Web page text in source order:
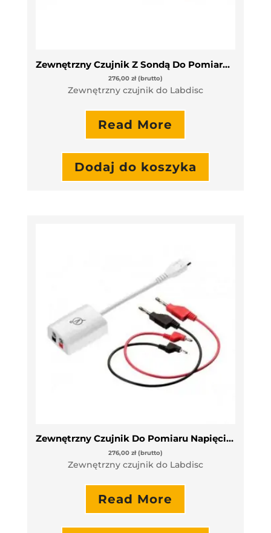
Zewnętrzny Czujnik Z Sondą Do Pomiaru Temperatury
276,00 zł (brutto)
Zewnętrzny czujnik do Labdisc
Read More
Dodaj do koszyka
Zewnętrzny Czujnik Do Pomiaru Napięcia Prądu
276,00 zł (brutto)
Zewnętrzny czujnik do Labdisc
Read More